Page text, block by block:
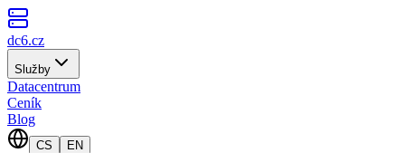
dc6.cz
Služby
Datacentrum
Ceník
Blog
CS EN